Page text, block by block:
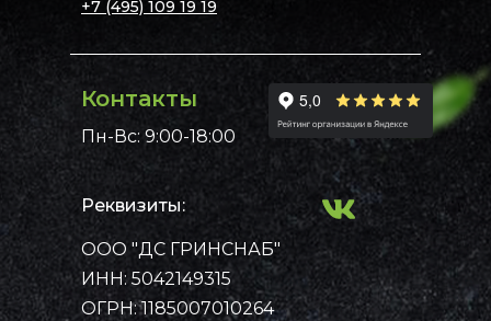
Примеры работ
Рассчитать стоимость
Контакты
+7 (495) 109 19 19
Главная
Каталог
Контакты
ООО "ДС ГРИНСНАБ"
ИНН: 5042149315
ОГРН: 1185007010264
Пн-Вс: 9:00-18:00
Реквизиты: